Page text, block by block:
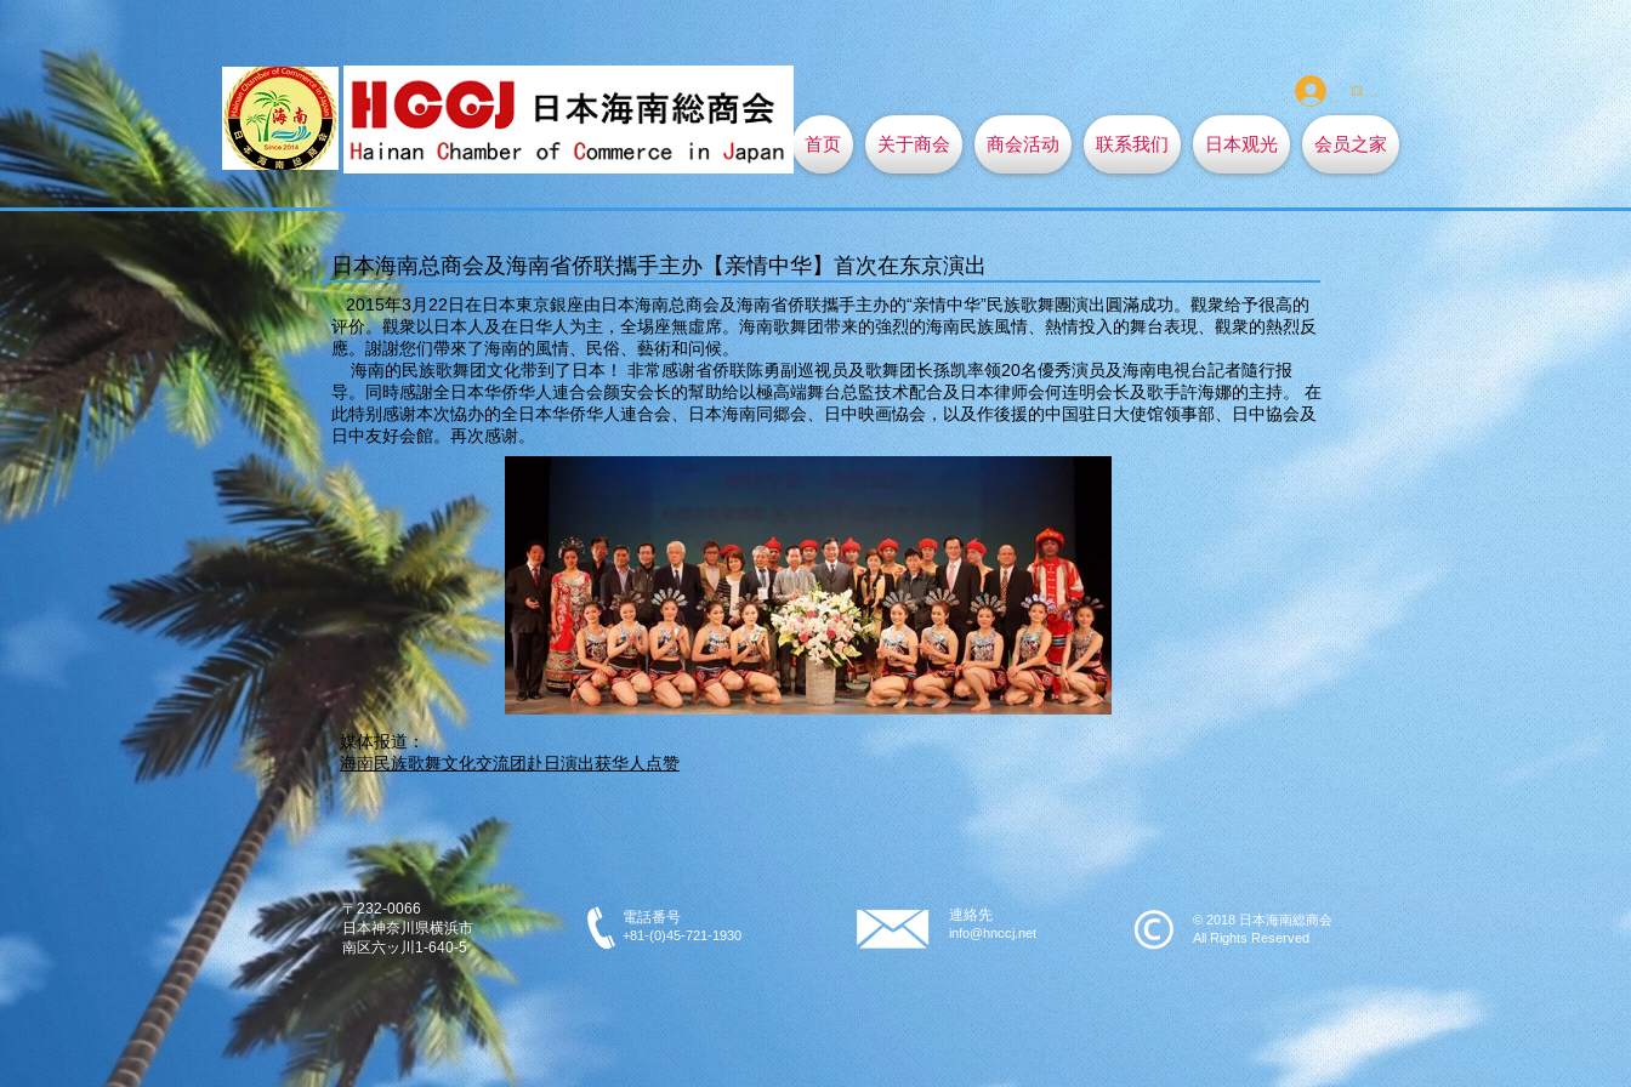
首页 关于商会 商会活动 联系我们 日本观光 会员之家
ログイン
日本海南总商会及海南省侨联攜手主办【亲情中华】首次在东京演出
2015年3月22日在日本東京銀座由日本海南总商会及海南省侨联攜手主办的“亲情中华”民族歌舞團演出圓滿成功。觀衆给予很高的
评价。觀衆以日本人及在日华人为主，全埸座無虛席。海南歌舞团带来的強烈的海南民族風情、熱情投入的舞台表現、觀衆的熱烈反
應。謝謝您们帶來了海南的風情、民俗、藝術和问候。
海南的民族歌舞团文化带到了日本！ 非常感谢省侨联陈勇副巡视员及歌舞团长孫凯率领20名優秀演员及海南电視台記者隨行报
导。同時感謝全日本华侨华人連合会颜安会长的幫助给以極高端舞台总監技术配合及日本律师会何连明会长及歌手許海娜的主持。 在
此特别感谢本次恊办的全日本华侨华人連合会、日本海南同郷会、日中映画恊会，以及作後援的中国驻日大使馆领事部、日中協会及
日中友好会館。再次感谢。
媒体报道：
海南民族歌舞文化交流团赴日演出获华人点赞
〒232-0066
日本神奈川県横浜市
南区六ッ川1-640-5
電話番号
+81-(0)45-721-1930
連絡先
info@hnccj.net
© 2018 日本海南総商会
​All Rights Reserved